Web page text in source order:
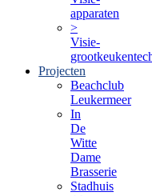
apparaten
>
Visie-
Projecten
Beachclub
Leukermeer
In
De
Witte
Dame
Brasserie
Stadhuis